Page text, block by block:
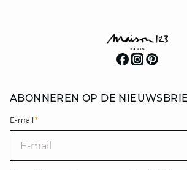
ABONNEREN OP DE
E-mail *